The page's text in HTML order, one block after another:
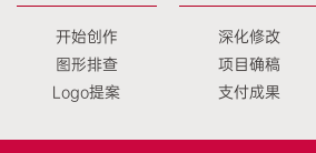
开始创作
图形排查
Logo提案
深化修改
项目确稿
支付成果